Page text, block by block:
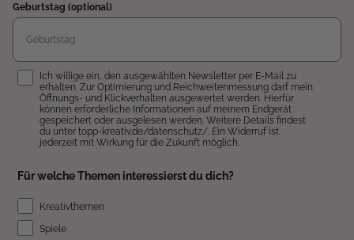
Geburtstag (optional)
Einwilligung
Ich willige ein, den ausgewählten Newsletter per E-Mail zu
erhalten. Zur Optimierung und Reichweitenmessung darf mein
Öffnungs- und Klickverhalten ausgewertet werden. Hierfür
können erforderliche Informationen auf meinem Endgerät
gespeichert oder ausgelesen werden. Weitere Details findest
du unter topp-kreativ.de/datenschutz/. Ein Widerruf ist
jederzeit mit Wirkung für die Zukunft möglich.
Für welche Themen interessierst du dich?
Kreativthemen
Spiele